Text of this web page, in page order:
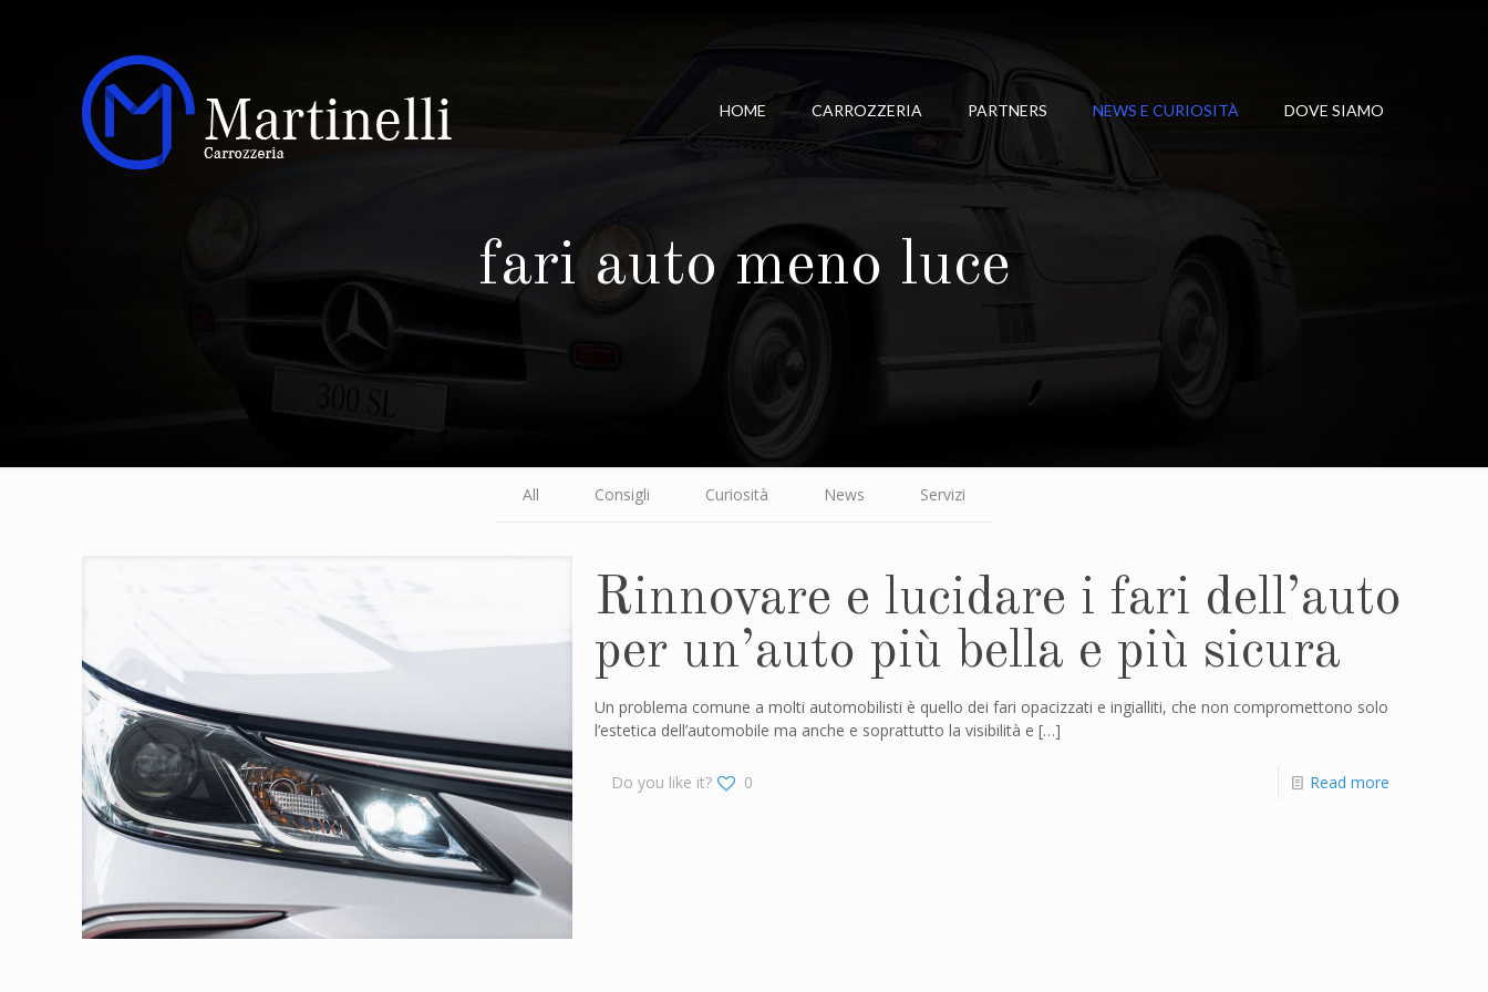
HOME CARROZZERIA PARTNERS NEWS E CURIOSITÀ DOVE SIAMO
fari auto meno luce
All Consigli Curiosità News Servizi
Rinnovare e lucidare i fari dell’auto
per un’auto più bella e più sicura
Un problema comune a molti automobilisti è quello dei fari opacizzati e ingialliti, che non compromettono solo
l’estetica dell’automobile ma anche e soprattutto la visibilità e […]
Do you like it? 0 Read more